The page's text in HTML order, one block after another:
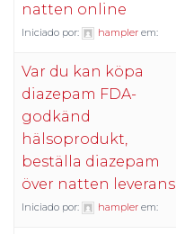
natten online
Iniciado por: hampler em:
Var du kan köpa
diazepam FDA-
godkänd
hälsoprodukt,
beställa diazepam
över natten leverans
Iniciado por: hampler em: